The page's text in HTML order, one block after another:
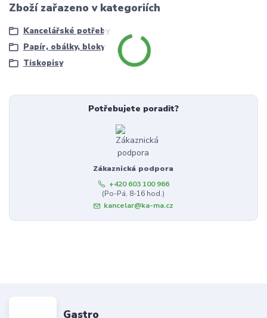
Zboží zařazeno v kategoriích
Kancelářské potřeby
Papír, obálky, bloky
Tiskopisy
Potřebujete poradit?
Zákaznická podpora
+420 603 100 966
(Po-Pá, 8-16 hod.)
kancelar@ka-ma.cz
Gastro